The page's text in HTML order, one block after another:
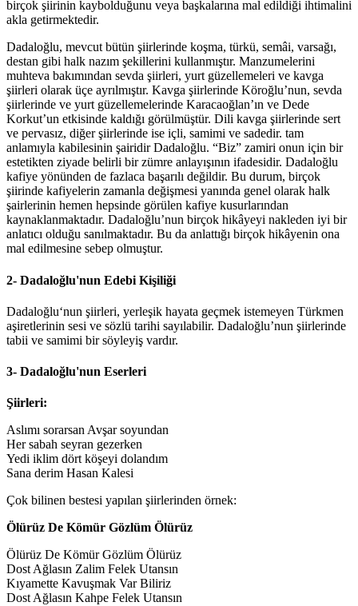
birçok şiirinin kaybolduğunu veya başkalarına mal edildiği ihtimalini
akla getirmektedir.
Dadaloğlu, mevcut bütün şiirlerinde koşma, türkü, semâi, varsağı,
destan gibi halk nazım şekillerini kullanmıştır. Manzumelerini
muhteva bakımından sevda şiirleri, yurt güzellemeleri ve kavga
şiirleri olarak üçe ayrılmıştır. Kavga şiirlerinde Köroğlu’nun, sevda
şiirlerinde ve yurt güzellemelerinde Karacaoğlan’ın ve Dede
Korkut’un etkisinde kaldığı görülmüştür. Dili kavga şiirlerinde sert
ve pervasız, diğer şiirlerinde ise içli, samimi ve sadedir. tam
anlamıyla kabilesinin şairidir Dadaloğlu. “Biz” zamiri onun için bir
estetikten ziyade belirli bir zümre anlayışının ifadesidir. Dadaloğlu
kafiye yönünden de fazlaca başarılı değildir. Bu durum, birçok
şiirinde kafiyelerin zamanla değişmesi yanında genel olarak halk
şairlerinin hemen hepsinde görülen kafiye kusurlarından
kaynaklanmaktadır. Dadaloğlu’nun birçok hikâyeyi nakleden iyi bir
anlatıcı olduğu sanılmaktadır. Bu da anlattığı birçok hikâyenin ona
mal edilmesine sebep olmuştur.
2- Dadaloğlu'nun Edebi Kişiliği
Dadaloğlu‘nun şiirleri, yerleşik hayata geçmek istemeyen Türkmen
aşiretlerinin sesi ve sözlü tarihi sayılabilir. Dadaloğlu’nun şiirlerinde
tabii ve samimi bir söyleyiş vardır.
3- Dadaloğlu'nun Eserleri
Şiirleri:
Aslımı sorarsan Avşar soyundan
Her sabah seyran gezerken
Yedi iklim dört köşeyi dolandım
Sana derim Hasan Kalesi
Çok bilinen bestesi yapılan şiirlerinden örnek:
Ölürüz De Kömür Gözlüm Ölürüz
Ölürüz De Kömür Gözlüm Ölürüz
Dost Ağlasın Zalim Felek Utansın
Kıyamette Kavuşmak Var Biliriz
Dost Ağlasın Kahpe Felek Utansın